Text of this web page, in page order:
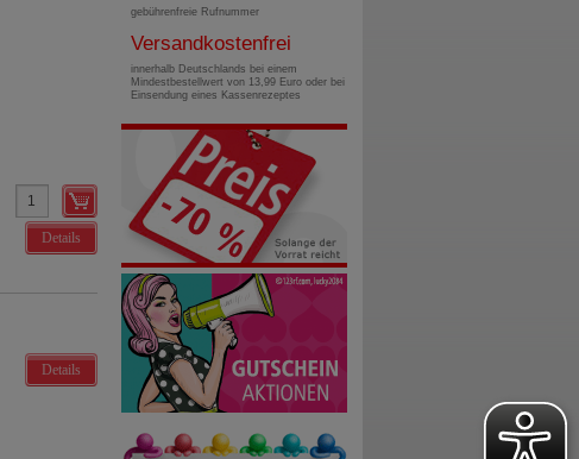
Details
Details
gebührenfreie Rufnummer
Versandkostenfrei
innerhalb Deutschlands bei einem
Mindestbestellwert von 13,99 Euro oder bei
Einsendung eines Kassenrezeptes